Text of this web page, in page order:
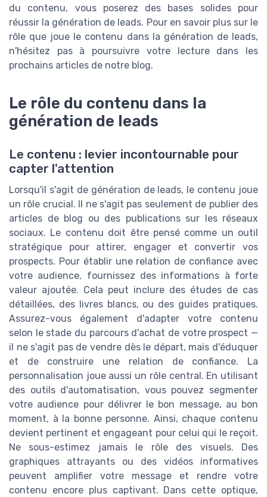
du contenu, vous poserez des bases solides pour
réussir la génération de leads. Pour en savoir plus sur le
rôle que joue le contenu dans la génération de leads,
n'hésitez pas à poursuivre votre lecture dans les
prochains articles de notre blog.
Le rôle du contenu dans la
génération de leads
Le contenu : levier incontournable pour
capter l'attention
Lorsqu'il s'agit de génération de leads, le contenu joue
un rôle crucial. Il ne s'agit pas seulement de publier des
articles de blog ou des publications sur les réseaux
sociaux. Le contenu doit être pensé comme un outil
stratégique pour attirer, engager et convertir vos
prospects. Pour établir une relation de confiance avec
votre audience, fournissez des informations à forte
valeur ajoutée. Cela peut inclure des études de cas
détaillées, des livres blancs, ou des guides pratiques.
Assurez-vous également d'adapter votre contenu
selon le stade du parcours d'achat de votre prospect —
il ne s'agit pas de vendre dès le départ, mais d'éduquer
et de construire une relation de confiance. La
personnalisation joue aussi un rôle central. En utilisant
des outils d'automatisation, vous pouvez segmenter
votre audience pour délivrer le bon message, au bon
moment, à la bonne personne. Ainsi, chaque contenu
devient pertinent et engageant pour celui qui le reçoit.
Ne sous-estimez jamais le rôle des visuels. Des
graphiques attrayants ou des vidéos informatives
peuvent amplifier votre message et rendre votre
contenu encore plus captivant. Dans cette optique,